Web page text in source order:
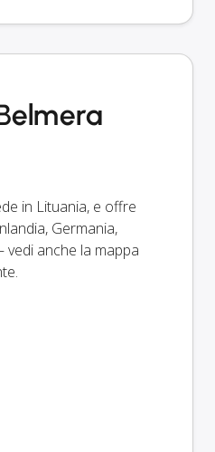
in Lituania, e offre
Germania,
anche la mappa